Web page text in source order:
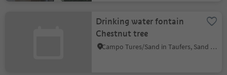
Drinking water fontain
Chestnut tree
Campo Tures/Sand in Taufers, Sand in Taufers/Campo Tures, Ahrntal/Valle Aurina